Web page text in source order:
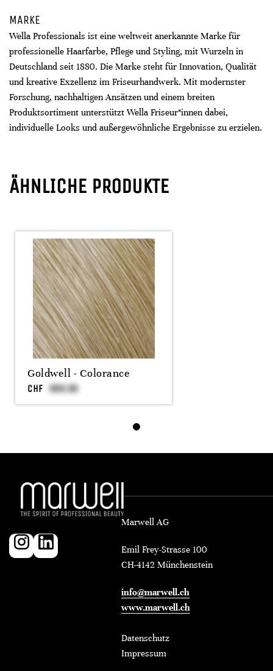
MARKE
Wella Professionals ist eine weltweit anerkannte Marke für
professionelle Haarfarbe, Pflege und Styling, mit Wurzeln in
Deutschland seit 1880. Die Marke steht für Innovation, Qualität
und kreative Exzellenz im Friseurhandwerk. Mit modernster
Forschung, nachhaltigen Ansätzen und einem breiten
Produktsortiment unterstützt Wella Friseur*innen dabei,
individuelle Looks und außergewöhnliche Ergebnisse zu erzielen.
ÄHNLICHE PRODUKTE
Goldwell - Colorance
CHF
Marwell AG
Emil Frey-Strasse 100
CH-4142 Münchenstein
info@marwell.ch
www.marwell.ch
Datenschutz
Impressum